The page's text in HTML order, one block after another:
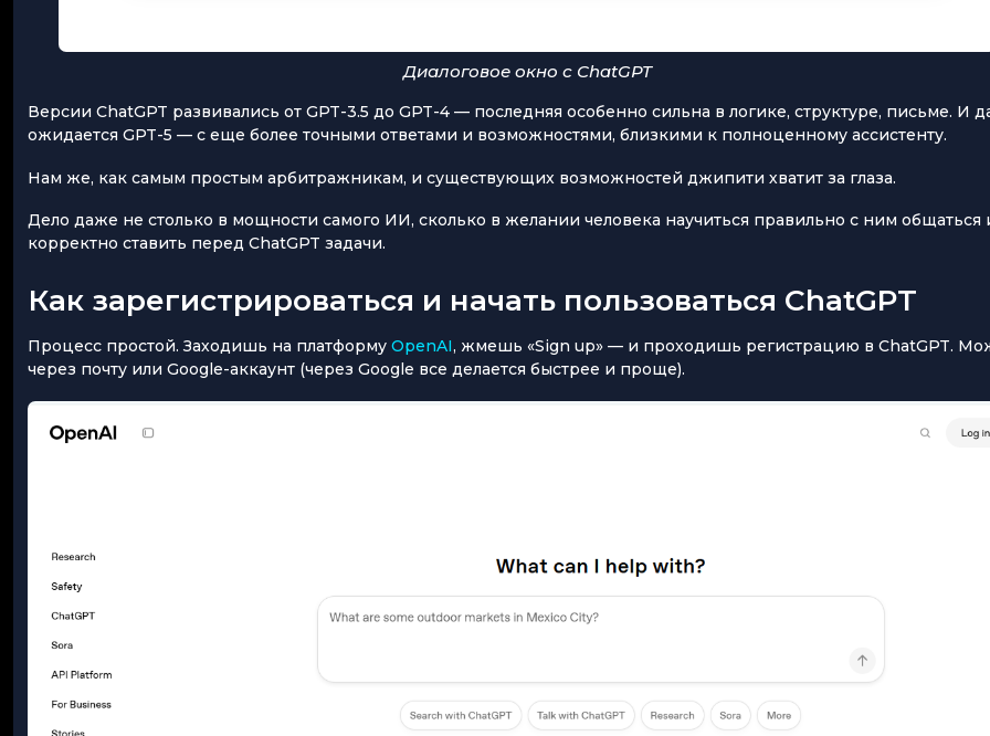
Диалоговое окно с ChatGPT
Версии ChatGPT развивались от GPT-3.5 до GPT-4 — последняя особенно сильна в логике, структуре, письме. И
ожидается GPT-5 — с еще более точными ответами и возможностями, близкими к полноценному ассистенту.
Нам же, как самым простым арбитражникам, и существующих возможностей джипити хватит за глаза.
Дело даже не столько в мощности самого ИИ, сколько в желании человека научиться правильно с ним общаться
корректно ставить перед ChatGPT задачи.
Как зарегистрироваться и начать пользоваться ChatGPT
Процесс простой. Заходишь на платформу OpenAI, жмешь «Sign up» — и проходишь регистрацию в ChatGPT.
через почту или Google-аккаунт (через Google все делается быстрее и проще).